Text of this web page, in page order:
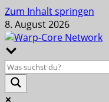
Zum Inhalt springen
8. August 2026